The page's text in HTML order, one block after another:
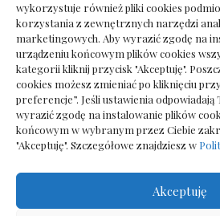
wykorzystuje również pliki cookies
korzystania z zewnętrznych narzędzi
marketingowych. Aby wyrazić zgodę na
urządzeniu końcowym plików cookies
kategorii kliknij przycisk "Akceptuję".
cookies możesz zmieniać po kliknięciu
preferencje”. Jeśli ustawienia
wyrazić zgodę na instalowanie plików
końcowym w wybranym przez Ciebie
"Akceptuję". Szczegółowe znajdziesz w
Akceptuję